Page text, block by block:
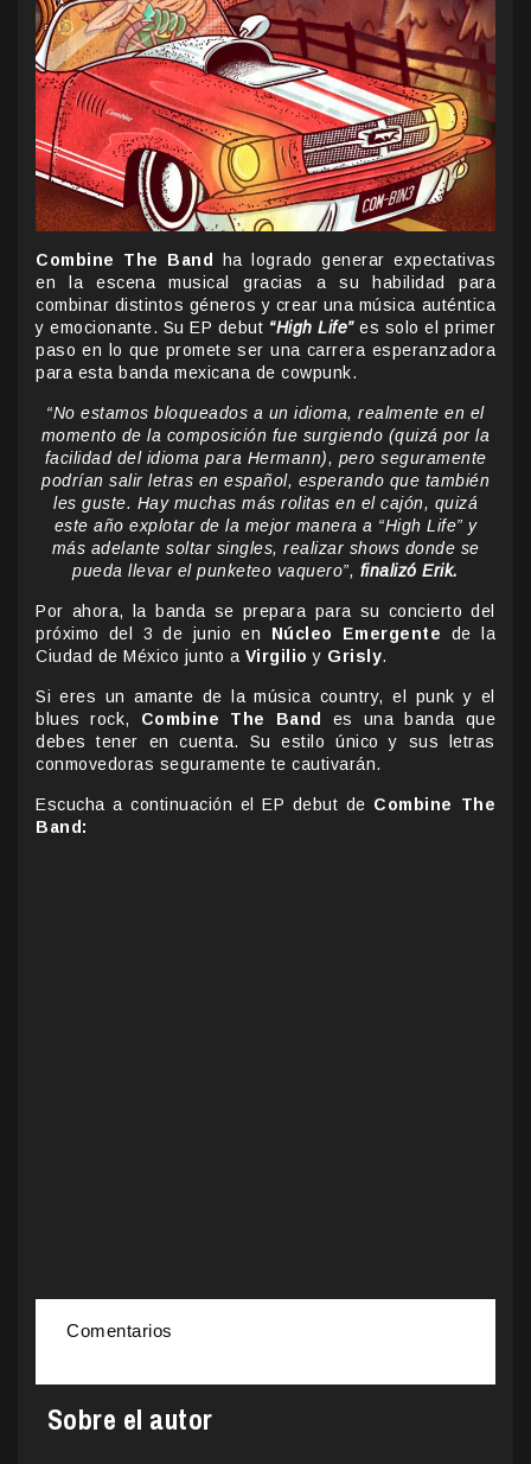
Combine The Band
ha logrado generar expectativas
en la escena musical gracias a su habilidad para
combinar distintos géneros y crear una música auténtica
y emocionante. Su EP debut “High Life”es solo el primer
paso en lo que promete ser una carrera esperanzadora
para esta banda mexicana de cowpunk.
“No estamos bloqueados a un idioma, realmente en el
momento de la composición fue surgiendo (quizá por la
facilidad del idioma para Hermann), pero seguramente
podrían salir letras en español, esperando que también
les guste. Hay muchas más rolitas en el cajón, quizá
este año explotar de la mejor manera a “High Life” y
más adelante soltar singles, realizar shows donde se
pueda llevar el punketeo vaquero”, finalizó Erik.
Por ahora, la banda se prepara para su concierto del
próximo del 3 de junio en Núcleo Emergente de la
Ciudad de México junto a Virgilio y Grisly.
Si eres un amante de la música country, el punk y el
blues rock, Combine The Band
es una banda que
debes tener en cuenta. Su estilo único y sus letras
conmovedoras seguramente te cautivarán.
Escucha a continuación el EP debut de Combine The
Band:
Comentarios
Sobre el autor